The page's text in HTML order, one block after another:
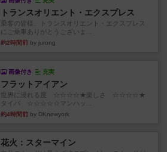
トランスオリエント・エクスプレス
乗客の皆様、トランスオリエント・エクスプレス
にご乗車ありがとうございま...
約2時間前 by jurong
画像付き 充実
フラットアイアン
世界に浸れる度 ☆☆☆☆★楽しさ ☆☆☆☆★
タイパ ☆☆☆☆☆マンハッ...
約4時間前 by DKnewyork
花火：スターマイン